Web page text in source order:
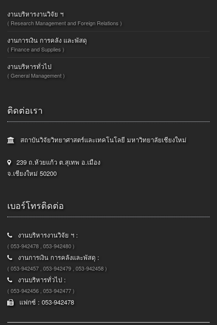
งานบริหารงานวิจัย ฯ
( Research Management and Foreign Relations )
งานการเงิน การคลัง และพัสดุ
( Finance and Supplies )
งานบริหารทั่วไป
( General Management )
ติดต่อเรา
สถาบันวิจัยวิทยาศาสตร์และเทคโนโลยี มหาวิทยาลัยเชียงใหม่
239 ถ.ห้วยแก้ว ต.สุเทพ อ.เมือง
จ.เชียงใหม่ 50200
เบอร์โทรติดต่อ
งานบริหารงานวิจัย ฯ :
( 053-942478 , 053-942480 )
งานการเงิน การคลังและพัสดุ :
( 053-942457 , 053-942479 , 053-942458 )
งานบริหารทั่วไป :
( 053-942456 , 053-942477 )
แฟกซ์ : 053-942478